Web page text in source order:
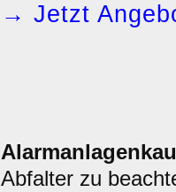
→ Jetzt
Abfalter zu